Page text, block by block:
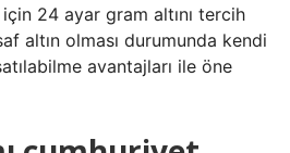
24 ayar gram altını tercih
altın olması durumunda kendi
avantajları ile öne